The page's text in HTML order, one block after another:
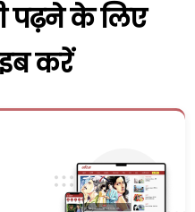
पढ़ने के लिए
करें